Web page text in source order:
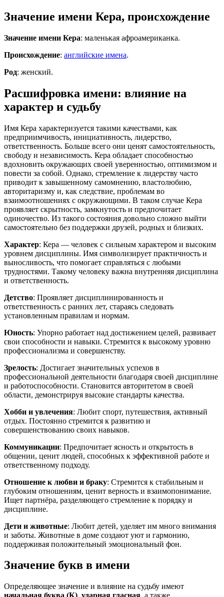
Значение имени Кера, происхождение
Значение имени Кера: маленькая афроамериканка.
Происхождение: английские имена.
Род: женский.
Расшифровка имени: влияние на
характер и судьбу
Имя Кера характеризуется такими качествами, как
предприимчивость, инициативность, лидерство,
ответственность. Больше всего они ценят самостоятельность,
свободу и независимость. Кера обладает способностью
вдохновить окружающих своей уверенностью, оптимизмом и
повести за собой. Однако, стремление к лидерству часто
приводит к завышенному самомнению, властолюбию,
авторитаризму и, как следствие, проблемам во
взаимоотношениях с окружающими. В таком случае Кера
проявляет скрытность, замкнутость и предпочитает
одиночество. Из такого состояния довольно сложно выйти
самостоятельно без поддержки друзей, родных и близких.
Характер: Кера — человек с сильным характером и высоким
уровнем дисциплины. Имя символизирует практичность и
выносливость, что помогает справляться с любыми
трудностями. Такому человеку важна внутренняя дисциплина
и ответственность.
Детство: Проявляет дисциплинированность и
ответственность с ранних лет, стараясь следовать
установленным правилам и нормам.
Юность: Упорно работает над достижением целей, развивает
свои способности и навыки. Стремится к высокому уровню
профессионализма и совершенству.
Зрелость: Достигает значительных успехов в
профессиональной деятельности благодаря своей дисциплине
и работоспособности. Становится авторитетом в своей
области, демонстрируя высокие стандарты качества.
Хобби и увлечения: Любит спорт, путешествия, активный
отдых. Постоянно стремится к развитию и
совершенствованию своих навыков.
Коммуникации: Предпочитает ясность и открытость в
общении, ценит людей, способных к эффективной работе и
ответственному подходу.
Отношение к любви и браку: Стремится к стабильным и
глубоким отношениям, ценит верность и взаимопонимание.
Ищет партнёра, разделяющего стремление к порядку и
дисциплине.
Дети и животные: Любит детей, уделяет им много внимания
и заботы. Животные в доме создают уют и гармонию,
поддерживая положительный эмоциональный фон.
Значение букв в имени
Определяющее значение и влияние на судьбу имеют